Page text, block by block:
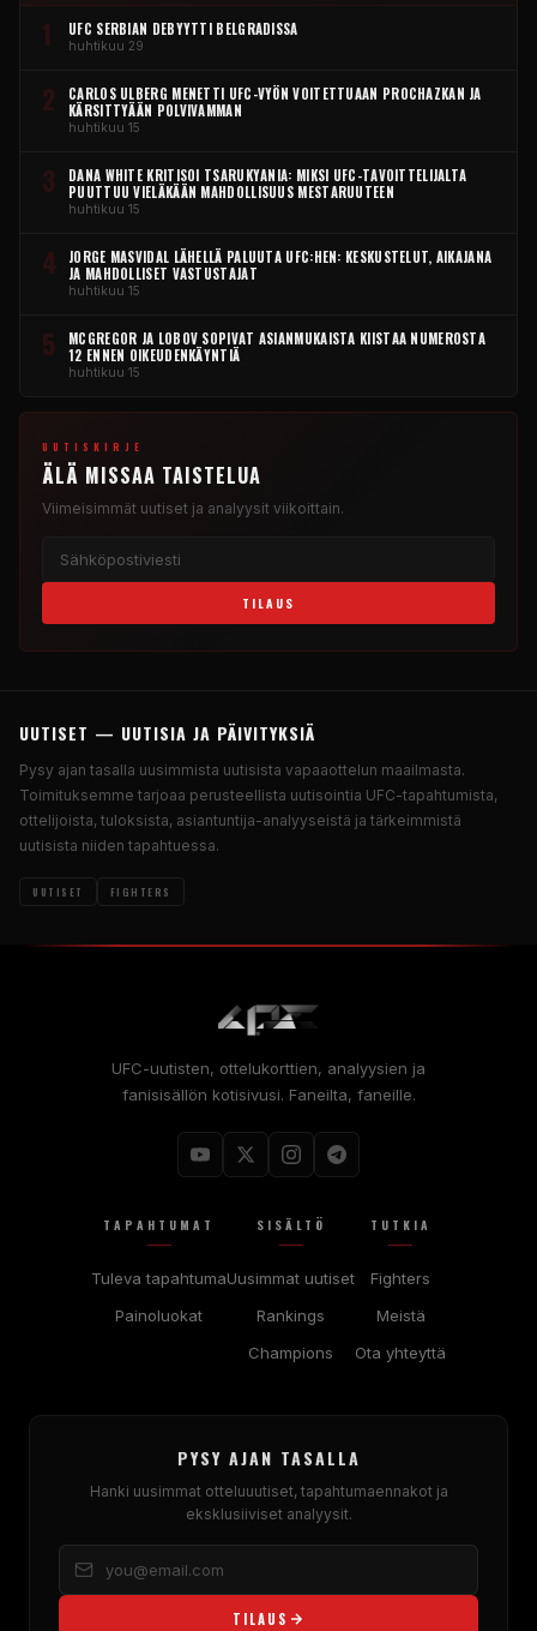
1 UFC SERBIAN DEBYYTTI BELGRADISSA
huhtikuu 29
2
CARLOS ULBERG MENETTI UFC-VYÖN VOITETTUAAN PROCHAZKAN JA
KÄRSITTYÄÄN POLVIVAMMAN
huhtikuu 15
3
DANA WHITE KRITISOI TSARUKYANIA: MIKSI UFC-TAVOITTELIJALTA
PUUTTUU VIELÄKÄÄN MAHDOLLISUUS MESTARUUTEEN
huhtikuu 15
4
JORGE MASVIDAL LÄHELLÄ PALUUTA UFC:HEN: KESKUSTELUT, AIKAJANA
JA MAHDOLLISET VASTUSTAJAT
huhtikuu 15
5
MCGREGOR JA LOBOV SOPIVAT ASIANMUKAISTA KIISTAA NUMEROSTA
12 ENNEN OIKEUDENKÄYNTIÄ
huhtikuu 15
UUTISKIRJE
ÄLÄ MISSAA TAISTELUA
Viimeisimmät uutiset ja analyysit viikoittain.
TILAUS
UUTISET — UUTISIA JA PÄIVITYKSIÄ
Pysy ajan tasalla uusimmista uutisista vapaaottelun maailmasta.
Toimituksemme tarjoaa perusteellista uutisointia UFC-tapahtumista,
ottelijoista, tuloksista, asiantuntija-analyyseistä ja tärkeimmistä
uutisista niiden tapahtuessa.
UUTISET FIGHTERS
UFC-uutisten, ottelukorttien, analyysien ja
fanisisällön kotisivusi. Faneilta, faneille.
TAPAHTUMAT
Tuleva tapahtuma
Painoluokat
SISÄLTÖ
Uusimmat uutiset
Rankings
Champions
TUTKIA
Fighters
Meistä
Ota yhteyttä
PYSY AJAN TASALLA
Hanki uusimmat otteluuutiset, tapahtumaennakot ja
eksklusiiviset analyysit.
TILAUS